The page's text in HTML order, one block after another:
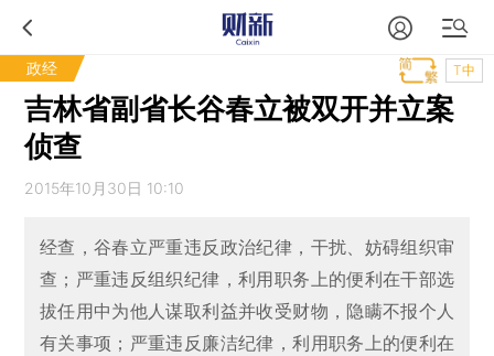
政经 T中
吉林省副省长谷春立被双开并立案
侦查
2015年10月30日 10:10
经查，谷春立严重违反政治纪律，干扰、妨碍组织审
查；严重违反组织纪律，利用职务上的便利在干部选
拔任用中为他人谋取利益并收受财物，隐瞒不报个人
有关事项；严重违反廉洁纪律，利用职务上的便利在